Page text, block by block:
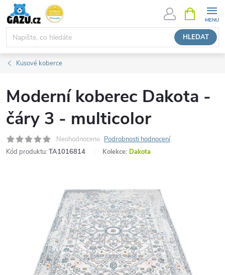
Přejít
obsah
HLEDAT
NÁKUPNÍ
KOŠÍK
Kusové koberce
Moderní koberec Dakota -
čáry 3 - multicolor
Neohodnoceno Podrobnosti hodnocení
Kód produktu: TA1016814 Kolekce: Dakota